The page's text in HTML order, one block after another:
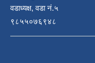
वडाध्यक्ष, वडा नं.५
९८५५०७६९४८